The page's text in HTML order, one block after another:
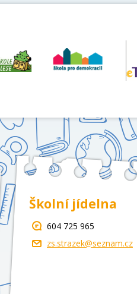
Školní jídelna
604 725 965
zs.strazek@seznam.cz